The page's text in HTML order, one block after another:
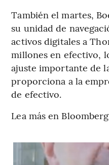
También el martes,
su unidad de
activos digitales a
millones en efectivo,
ajuste importante de
proporciona a la
de efectivo.
Lea más en